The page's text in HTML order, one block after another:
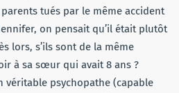
tués par le même accident
on pensait qu’il était plutôt
lors, s’ils sont de la même
à sa sœur qui avait 8 ans ?
véritable psychopathe (capable